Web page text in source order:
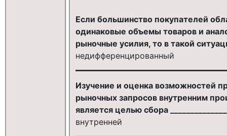
Если большинство покупателей
одинаковые объемы товаров и
рыночные усилия, то в такой
недифференцированный
Изучение и оценка возможностей
рыночных запросов внутренним
является целью сбора
внутренней